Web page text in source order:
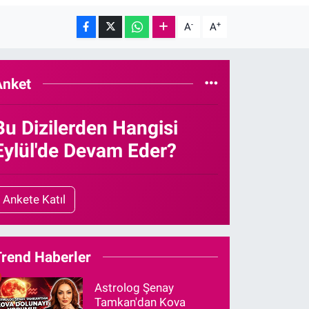
A- A+
Dizilerden Hangisi
Devam Eder?
Ankete Katıl
Haberler
Astrolog Şenay
Tamkan'dan Kova